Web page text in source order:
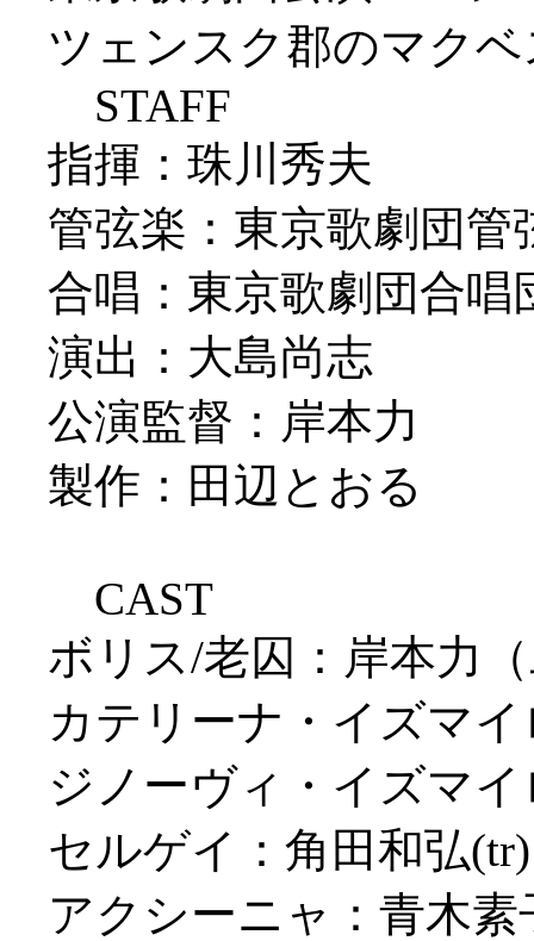
ツェンスク郡のマク
STAFF
指揮：珠川秀夫
管弦楽：東京歌劇団管
合唱：東京歌劇団合唱
演出：大島尚志
公演監督：岸本力
製作：田辺とおる
CAST
ボリス/老囚：岸本力
カテリーナ・イズマ
ジノーヴィ・イズマ
セルゲイ：角田和弘(tr)
アクシーニャ：青木素